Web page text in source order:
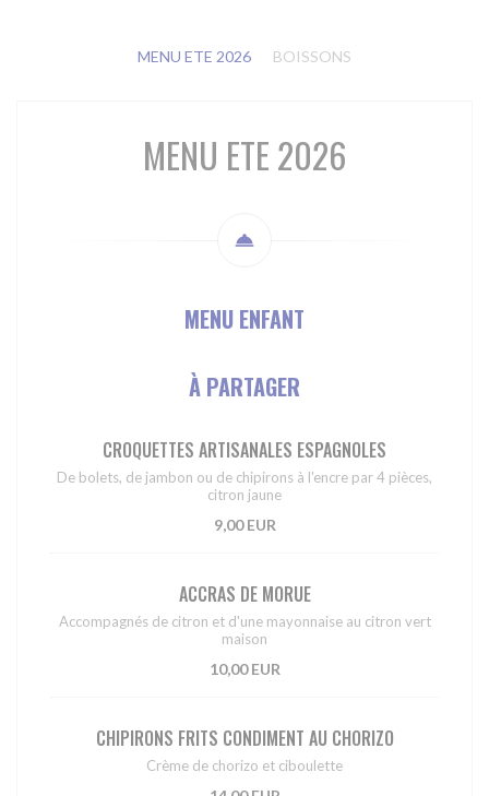
MENU ETE 2026 BOISSONS
MENU ETE 2026
MENU ENFANT
À PARTAGER
CROQUETTES ARTISANALES ESPAGNOLES
De bolets, de jambon ou de chipirons à l'encre par 4 pièces,
citron jaune
9,00 EUR
ACCRAS DE MORUE
Accompagnés de citron et d'une mayonnaise au citron vert
maison
10,00 EUR
CHIPIRONS FRITS CONDIMENT AU CHORIZO
Crème de chorizo et ciboulette